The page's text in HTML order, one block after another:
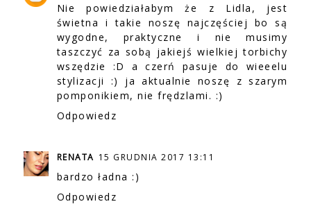
Nie powiedziałabym że z Lidla, jest
świetna i takie noszę najczęściej bo są
wygodne, praktyczne i nie musimy
taszczyć za sobą jakiejś wielkiej torbichy
wszędzie :D a czerń pasuje do wieeelu
stylizacji :) ja aktualnie noszę z szarym
pomponikiem, nie frędzlami. :)
Odpowiedz
RENATA 15 GRUDNIA 2017 13:11
bardzo ładna :)
Odpowiedz